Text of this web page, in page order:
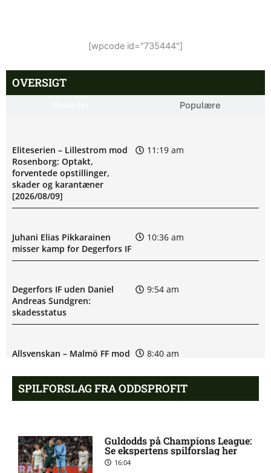
[wpcode id="735444"]
OVERSIGT
Populære
Eliteserien – Lillestrom mod
Rosenborg: Optakt,
forventede opstillinger,
skader og karantæner
[2026/08/09]
11:19 am
Juhani Elias Pikkarainen
misser kamp for Degerfors IF
10:36 am
Degerfors IF uden Daniel
Andreas Sundgren:
skadesstatus
9:54 am
Allsvenskan – Malmö FF mod
forventede opstillinger,
skader og karantæner
[2026/08/09]
8:40 am
Etrit Berisha skadet: seneste
nyt hos BK Häcken
8:33 am
SPILFORSLAG FRA ODDSPROFIT
Guldodds på Champions League:
Se ekspertens spilforslag her
16:04